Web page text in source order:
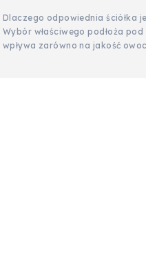
Dlaczego odpowiednia ściółka
Wybór właściwego podłoża
wpływa zarówno na jakość